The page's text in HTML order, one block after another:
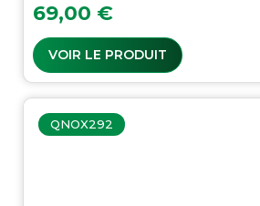
Prix
69,00 €
VOIR LE PRODUIT
QNOX292